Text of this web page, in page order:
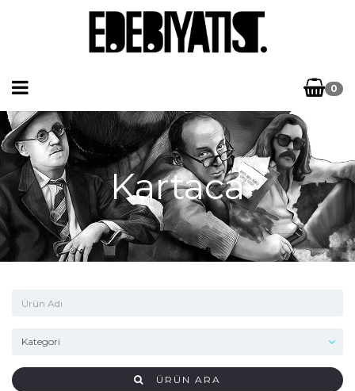
0
Kartaca
ÜRÜN ARA